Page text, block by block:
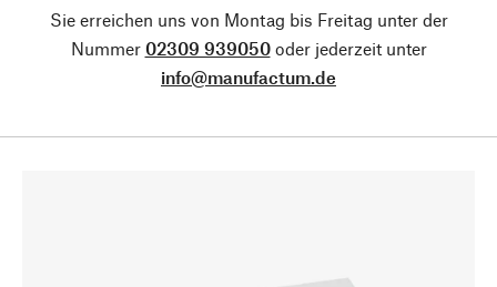
Sie erreichen uns von Montag bis Freitag unter der
Nummer 02309 939050oder jederzeit unter
info@manufactum.de